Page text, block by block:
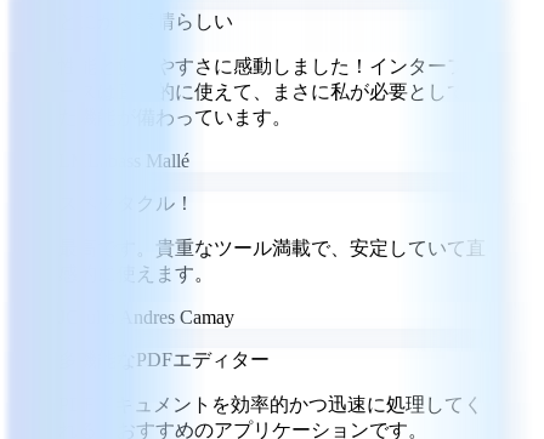
とにかく素晴らしい
性能と使いやすさに感動しました！インターフェ
ースは直感的に使えて、まさに私が必要としてい
た機能が備わっています。
Labass Mallé
スペクタクル！
最高です。貴重なツール満載で、安定していて直
感的に使えます。
Julio Andres Camay
多機能なPDFエディター
PDFドキュメントを効率的かつ迅速に処理してく
れる、おすすめのアプリケーションです。